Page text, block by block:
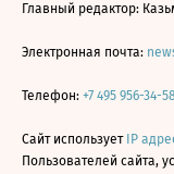
Главный редактор:
Электронная почта:
Телефон: +7 495 956-34-58
Сайт использует IP
Пользователей сайта,